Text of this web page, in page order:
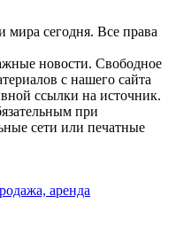
сегодня. Все права
новости. Свободное
с нашего сайта
ссылки на источник.
при
сети или печатные